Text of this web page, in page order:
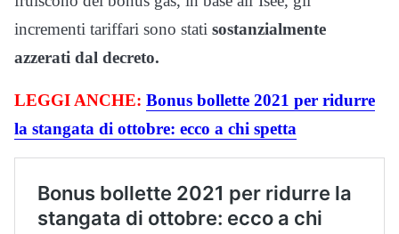
incrementi tariffari sono stati sostanzialmente
azzerati dal decreto.
LEGGI ANCHE: Bonus bollette 2021 per ridurre
la stangata di ottobre: ecco a chi spetta